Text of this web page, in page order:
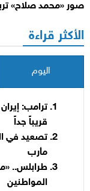
صور «محمد صلاح»
الأكثر قراءة
اليوم
ترامب:
قريباً جداً
تصعيد في
مأرب
طرابلس..
المواطنين